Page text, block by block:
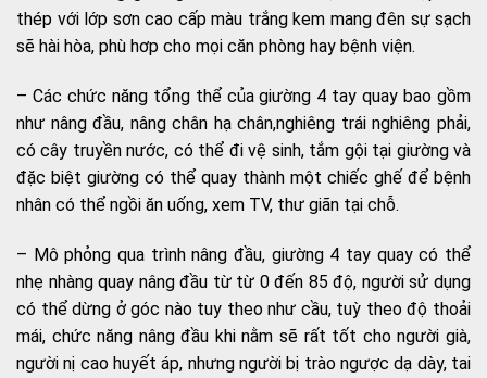
thép với lớp sơn cao cấp màu trắng kem mang đên sự sạch
sẽ hài hòa, phù hơp cho mọi căn phòng hay bệnh viện.
– Các chức năng tổng thể của giường 4 tay quay bao gồm
như nâng đầu, nâng chân hạ chân,nghiêng trái nghiêng phải,
có cây truyền nước, có thể đi vệ sinh, tắm gội tại giường và
đặc biệt giường có thể quay thành một chiếc ghế để bệnh
nhân có thể ngồi ăn uống, xem TV, thư giãn tại chỗ.
– Mô phỏng qua trình nâng đầu, giường 4 tay quay có thể
nhẹ nhàng quay nâng đầu từ từ 0 đến 85 độ, người sử dụng
có thể dừng ở góc nào tuy theo như cầu, tuỳ theo độ thoải
mái, chức năng nâng đầu khi nằm sẽ rất tốt cho người già,
người nị cao huyết áp, nhưng người bị trào ngược dạ dày, tai